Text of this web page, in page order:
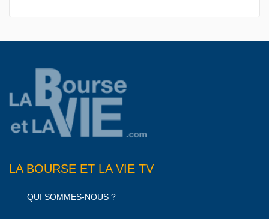
LA BOURSE ET LA VIE TV
QUI SOMMES-NOUS ?